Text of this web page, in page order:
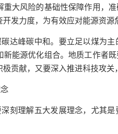
重大风险的基础性保障作用，
发力度，为有效应对能源资源
达峰碳中和。要立足以煤为
新能源优化组合。地质工作者
贡献，又要深入推进科技攻关
刻理解五大发展理念，尤其